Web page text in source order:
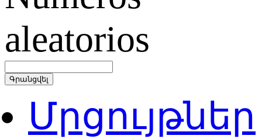
Մրցույթներ